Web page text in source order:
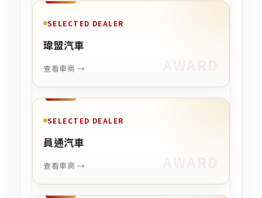
SELECTED DEALER
瑋盟汽車
查看車商 →
SELECTED DEALER
員通汽車
查看車商 →